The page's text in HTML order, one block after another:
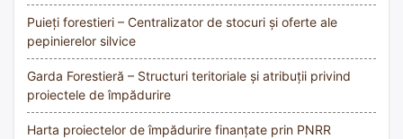
Puieți forestieri – Centralizator de stocuri și oferte ale
pepinierelor silvice
Garda Forestieră – Structuri teritoriale și atribuții privind
proiectele de împădurire
Harta proiectelor de împădurire finanțate prin PNRR